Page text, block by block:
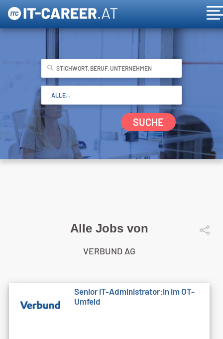
SUCHE
Alle Jobs von
VERBUND AG
Senior IT-Administrator:in im OT-
Umfeld